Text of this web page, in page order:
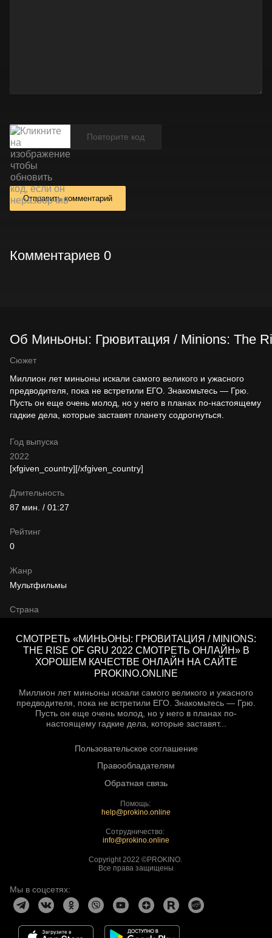
Отправить комментарий
Комментариев 0
Об Миньоны: Грювитация / Minions: The
Сюжет
Миллион лет миньоны искали самого великого и ужасного
предводителя, пока не встретили ЕГО. Знакомьтесь — Грю.
Пусть он еще очень молод, но у него в планах по-настоящему
гадкие дела, которые заставят планету содрогнуться.
Год выпуска
2022
Жанр
Мультфильмы
Длительность
87 мин. / 01:27
[xfgiven_country]
Страна
[/xfgiven_country]
Рейтинг
0
СМОТРЕТЬ «МИНЬОНЫ: ГРЮВИТАЦИЯ / MINIONS:
THE RISE OF GRU 2022 СМОТРЕТЬ ОНЛАЙН» В
ХОРОШЕМ КАЧЕСТВЕ ОНЛАЙН НА САЙТЕ
PROKINO.ONLINE
Миллион лет миньоны искали самого великого и ужасного
предводителя, пока не встретили ЕГО. Знакомьтесь — Грю.
Пусть он еще очень молод, но у него в планах по-
настоящему гадкие дела, которые заставят...
Пользовательское соглашение
Правообладателям
Обратная связь
Помощь:
help@prokino.online
Сотрудничество:
info@prokino.online
Copyright 2022 ©PROKINO.
Все права защищены
Мы в соцсетях: